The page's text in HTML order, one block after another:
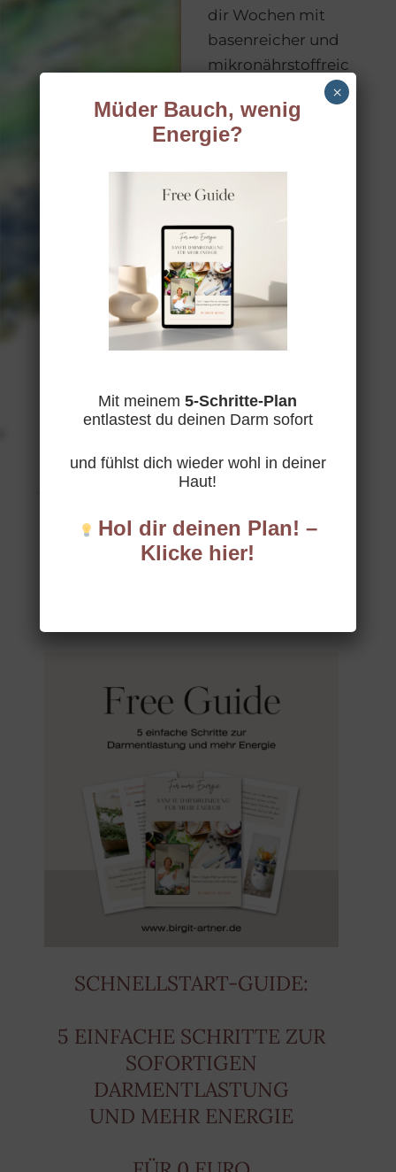
dir Wochen mit
basenreicher und
mikronährstoffreic
sowie mit
naturbelassenen
Wir schauen auf
deiner Leber und
deinen Darm.
Gemeinsam finden
wir deinen Weg zu
einem gesünderen,
I
n
s
a
g
r
SCHNELLSTART-GUIDE:
5 EINFACHE SCHRITTE ZUR
SOFORTIGEN
DARMENTLASTUNG
UND MEHR ENERGIE
Müder Bauch, wenig
Energie?
Mit meinem5-Schritte-Plan
entlastest du deinen Darm sofort
und fühlst dich wieder wohl in deiner
Haut!
Hol dir deinen Plan! –
Klicke hier!
×